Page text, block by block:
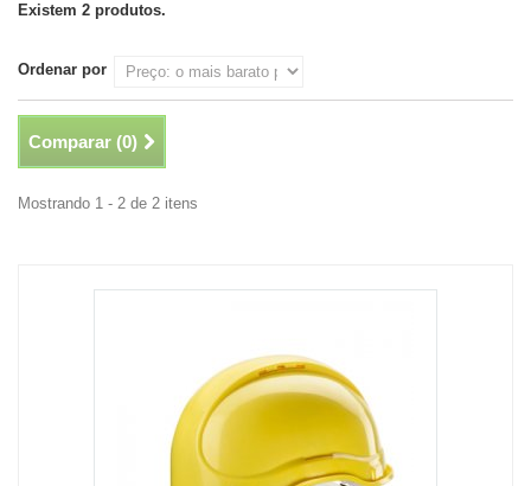
Existem 2 produtos.
Ordenar por
Comparar (0)
Mostrando 1 - 2 de 2 itens